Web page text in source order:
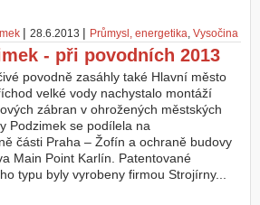
| 28.6.2013 | Průmysl, energetika, Vysočina
- při povodních 2013
povodně zasáhly také Hlavní město
velké vody nachystalo montáží
zábran v ohrožených městských
Podzimek se podílela na
části Praha – Žofín a ochraně budovy
Main Point Karlín. Patentované
typu byly vyrobeny firmou Strojírny...